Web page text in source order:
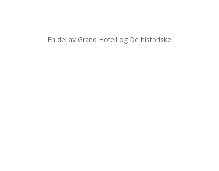
En del av Grand Hotell og De historiske